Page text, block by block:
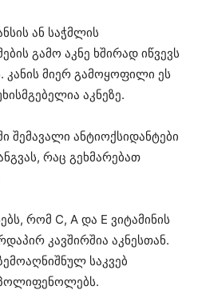
ან საჭმლის
გამო აკნე ხშირად იწვევს
კანის მიერ გამოყოფილი ეს
აკნეზე.
შემავალი ანტიოქსიდანტები
რაც გეხმარებათ
რომ C, A და E ვიტამინის
კავშირშია აკნესთან.
საკვებ
პოლიფენოლებს.